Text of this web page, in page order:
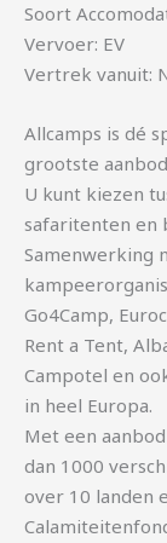
Soort
Vervoer: EV
Vertrek vanuit:
Allcamps is dé
grootste
U kunt kiezen
safaritenten en
Samenwerking
Go4Camp,
Rent a Tent,
Campotel en
in heel Europa.
Met een
dan 1000
over 10 landen